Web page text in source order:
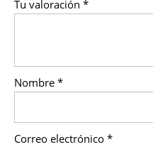
Tu valoración *
Nombre *
Correo electrónico *